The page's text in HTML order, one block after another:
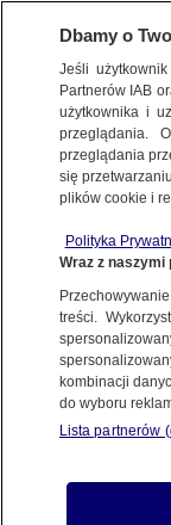
METEO
NAJNOWSZE
"paliwa".
jeszcze
13.11.2020, 19:49
Udostępnij
Dbamy o
Jeśli
Partnerów IAB
użytkownika i
przeglądania.
przeglądania
się
plików cookie i
Polityka
Wraz z naszymi
treści.
kombinacji
do wyboru
Lista partnerów